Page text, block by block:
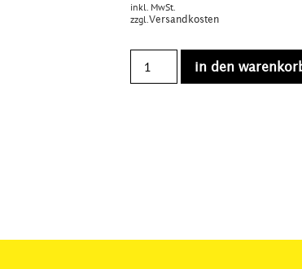
inkl. MwSt.
zzgl.Versandkosten
in den